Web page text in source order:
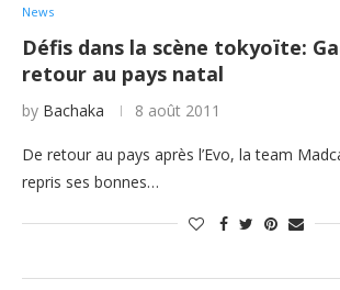
News
Défis dans la scène tokyoïte:
retour au pays natal
by Bachaka 8 août 2011
De retour au pays après l’Evo, la team
repris ses bonnes…